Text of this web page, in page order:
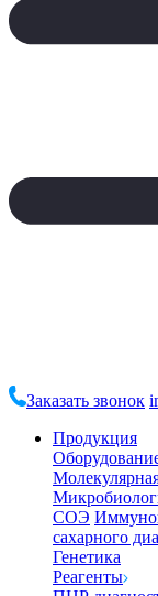
Заказать звонок
Продукция
СОЭ
сахарного
Генетика
Реагенты